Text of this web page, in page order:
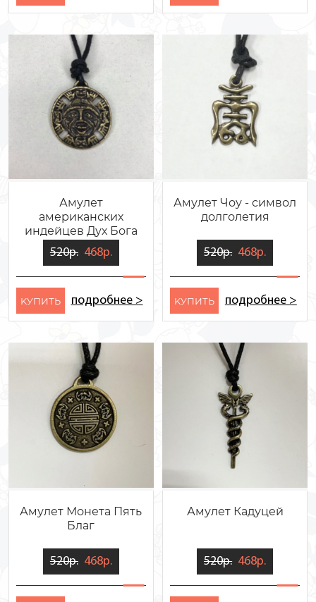
Амулет
американских
индейцев Дух Бога
Солнца
520р. 468р.
KУПИТЬ подробнее >
Амулет Чоу - символ
долголетия
520р. 468р.
KУПИТЬ подробнее >
Амулет Монета Пять
Благ
520р. 468р.
Амулет Кадуцей
520р. 468р.